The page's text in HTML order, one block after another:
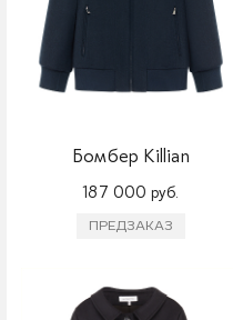
Бомбер Killian
187 000 руб.
ПРЕДЗАКАЗ